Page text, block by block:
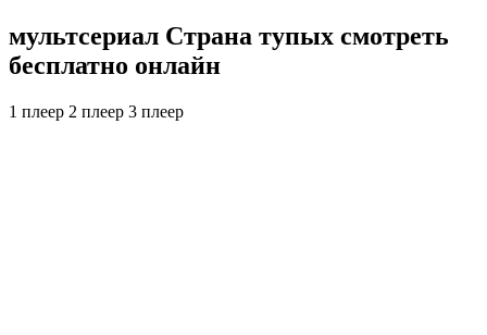
мультсериал Страна тупых смотреть
бесплатно онлайн
1 плеер 2 плеер 3 плеер